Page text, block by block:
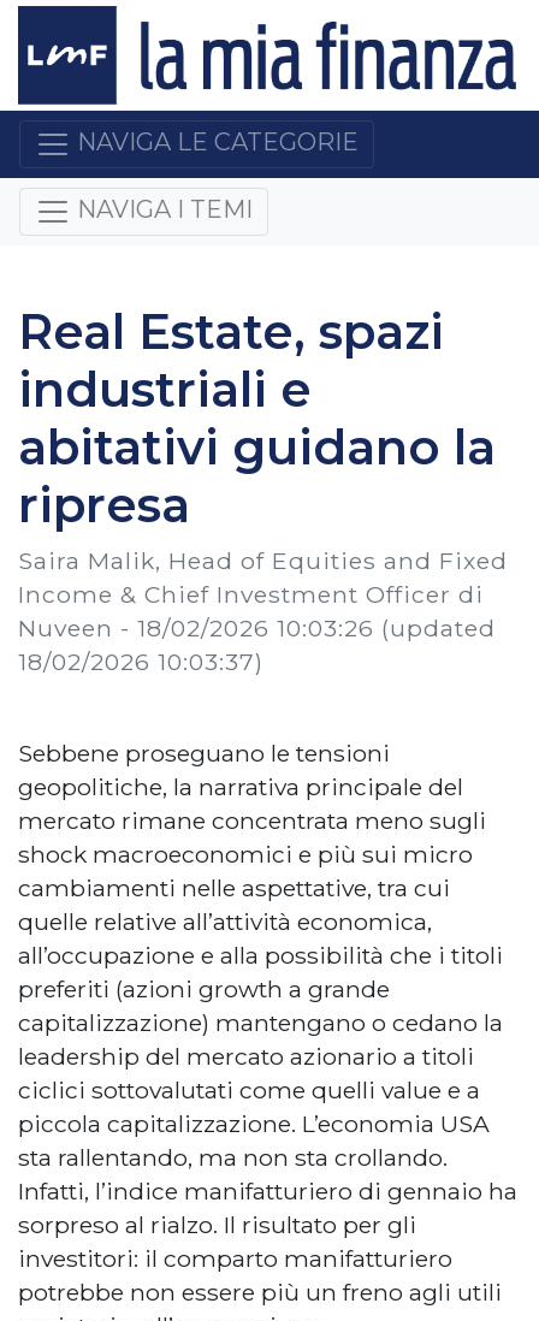
NAVIGA LE CATEGORIE
NAVIGA I TEMI
Real Estate, spazi
industriali e
abitativi guidano la
ripresa
Saira Malik, Head of Equities and Fixed
Income & Chief Investment Officer di
Nuveen - 18/02/2026 10:03:26 (updated
18/02/2026 10:03:37)
Sebbene proseguano le tensioni
geopolitiche, la narrativa principale del
mercato rimane concentrata meno sugli
shock macroeconomici e più sui micro
cambiamenti nelle aspettative, tra cui
quelle relative all’attività economica,
all’occupazione e alla possibilità che i titoli
preferiti (azioni growth a grande
capitalizzazione) mantengano o cedano la
leadership del mercato azionario a titoli
ciclici sottovalutati come quelli value e a
piccola capitalizzazione. L’economia USA
sta rallentando, ma non sta crollando.
Infatti, l’indice manifatturiero di gennaio ha
sorpreso al rialzo. Il risultato per gli
investitori: il comparto manifatturiero
potrebbe non essere più un freno agli utili